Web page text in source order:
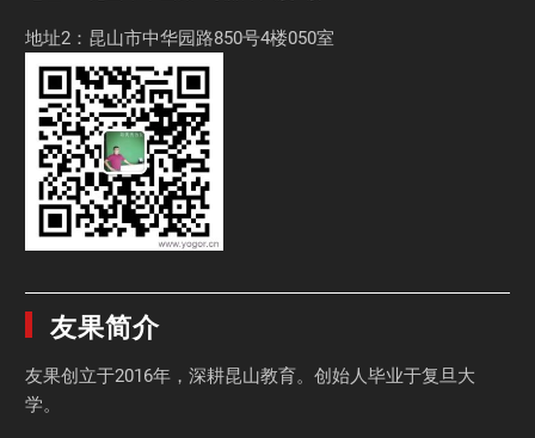
地址2：昆山市中华园路850号4楼050室
友果简介
友果创立于2016年，深耕昆山教育。创始人毕业于复旦大
学。